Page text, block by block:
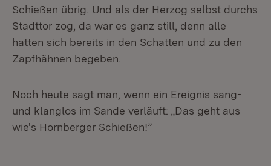
Schießen übrig. Und als der Herzog selbst durchs
Stadttor zog, da war es ganz still, denn alle
hatten sich bereits in den Schatten und zu den
Zapfhähnen begeben.
Noch heute sagt man, wenn ein Ereignis sang-
und klanglos im Sande verläuft: „Das geht aus
wie's Hornberger Schießen!”